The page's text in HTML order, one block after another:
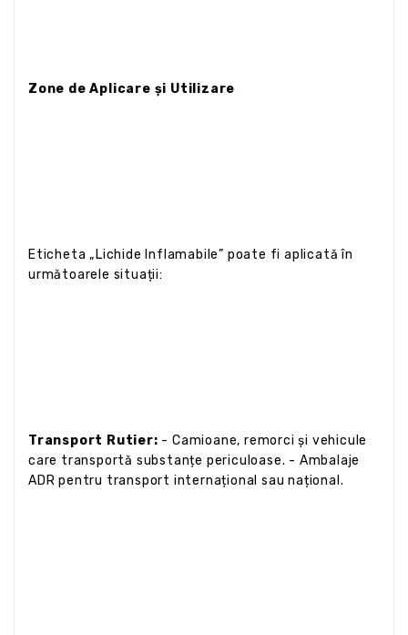
Zone de Aplicare și Utilizare
Eticheta „Lichide Inflamabile” poate fi aplicată în
următoarele situații:
Transport Rutier: - Camioane, remorci și vehicule
care transportă substanțe periculoase. - Ambalaje
ADR pentru transport internațional sau național.